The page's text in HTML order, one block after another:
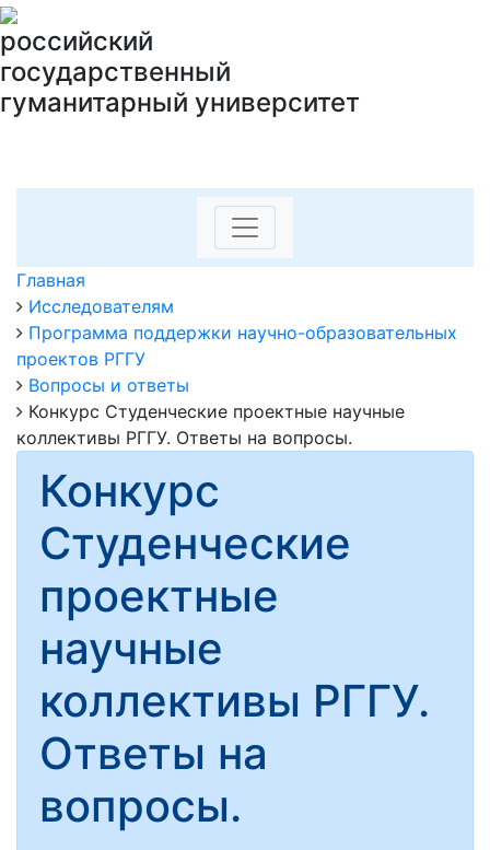
российский
государственный
гуманитарный университет
Главная
Исследователям
Программа поддержки научно-образовательных
проектов РГГУ
Вопросы и ответы
Конкурс Студенческие проектные научные
коллективы РГГУ. Ответы на вопросы.
Конкурс
Студенческие
проектные
научные
коллективы РГГУ.
Ответы на
вопросы.